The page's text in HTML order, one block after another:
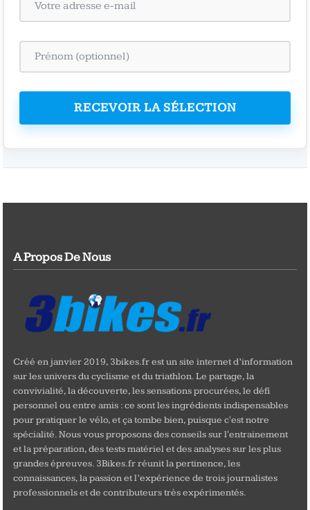
RECEVOIR LA SÉLECTION
A Propos De Nous
Créé en janvier 2019, 3bikes.fr est un site internet d’information
sur les univers du cyclisme et du triathlon. Le partage, la
convivialité, la découverte, les sensations procurées, le défi
personnel ou entre amis : ce sont les ingrédients indispensables
pour pratiquer le vélo, et ça tombe bien, puisque c'est notre
spécialité. Nous vous proposons des conseils sur l'entrainement
et la préparation, des tests matériel et des analyses sur les plus
grandes épreuves. 3Bikes.fr réunit la pertinence, les
connaissances, la passion et l’expérience de trois journalistes
professionnels et de contributeurs très expérimentés.